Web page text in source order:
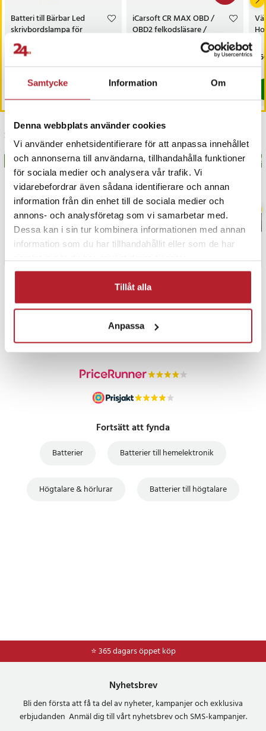
Samtycke Information Om
Denna webbplats använder cookies
Vi använder enhetsidentifierare för att anpassa innehållet
och annonserna till användarna, tillhandahålla funktioner
för sociala medier och analysera vår trafik. Vi
vidarebefordrar även sådana identifierare och annan
information från din enhet till de sociala medier och
annons- och analysföretag som vi samarbetar med.
Dessa kan i sin tur kombinera informationen med annan
information som du har tillhandahållit eller som de har
Tillåt alla
Anpassa
Batteri till Bärbar Led
skrivbordslampa för
Zafferano Poldina, Olivia,
Ofelia m.fl.
Pris:129 kr
129 kr
Köp
iCarsoft CR MAX OBD /
OBD2 felkodsläsare /
bildiagnosverktyg /
diagnosverktyg för bil
Senast besökta
BÄSTSÄLJARE BÄSTSÄLJARE
PRISGARANTI
UTFÖRSÄLJNING
Fortsätt att fynda
Batterier Batterier till hemelektronik
Högtalare & hörlurar Batterier till högtalare
⭐ 365 dagars öppet köp
⭐Frakt 49kr *
Nyhetsbrev
Bli den första att få ta del av nyheter, kampanjer och exklusiva
erbjudanden Anmäl dig till vårt nyhetsbrev och SMS-kampanjer.